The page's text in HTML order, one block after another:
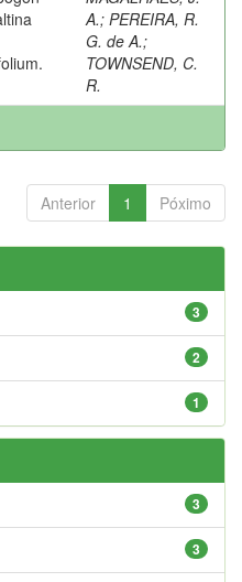
A.; PEREIRA, R.
G. de A.;
TOWNSEND, C.
R.
Anterior 1 Póximo
3
2
1
3
3